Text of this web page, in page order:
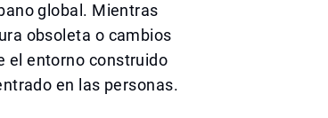
global. Mientras
obsoleta o cambios
el entorno construido
en las personas.